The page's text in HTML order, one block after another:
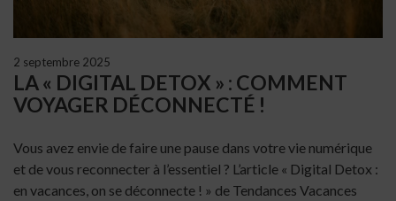
2 septembre 2025
LA « DIGITAL DETOX » : COMMENT
VOYAGER DÉCONNECTÉ !
Vous avez envie de faire une pause dans votre vie numérique
et de vous reconnecter à l’essentiel ? L’article « Digital Detox :
en vacances, on se déconnecte ! » de Tendances Vacances